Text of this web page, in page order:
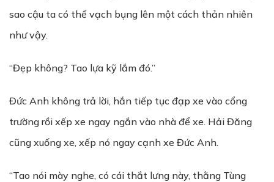
sao cậu ta có thể vạch bụng lên một cách thản nhiên
như vậy.
“Đẹp không? Tao lựa kỹ lắm đó.”
Đức Anh không trả lời, hắn tiếp tục đạp xe vào cổng
trường rồi xếp xe ngay ngắn vào nhà để xe. Hải Đăng
cũng xuống xe, xếp nó ngay cạnh xe Đức Anh.
“Tao nói mày nghe, có cái thắt lưng này, thằng Tùng